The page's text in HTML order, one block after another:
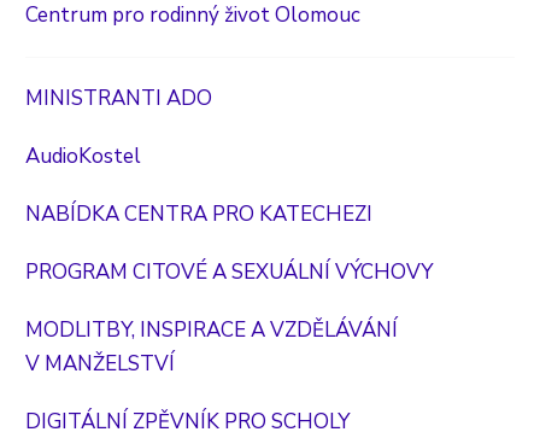
Centrum pro rodinný život Olomouc
MINISTRANTI ADO
AudioKostel
NABÍDKA CENTRA PRO KATECHEZI
PROGRAM CITOVÉ A SEXUÁLNÍ VÝCHOVY
MODLITBY, INSPIRACE A VZDĚLÁVÁNÍ
V MANŽELSTVÍ
DIGITÁLNÍ ZPĚVNÍK PRO SCHOLY